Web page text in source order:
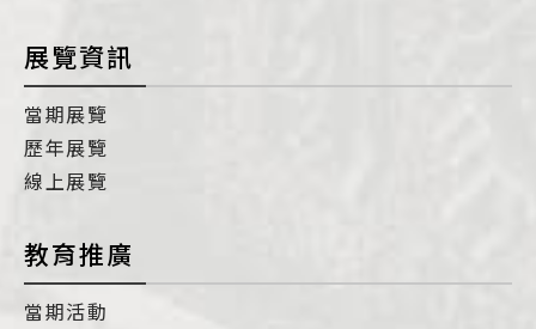
展覽資訊
當期展覽
歷年展覽
線上展覽
教育推廣
當期活動